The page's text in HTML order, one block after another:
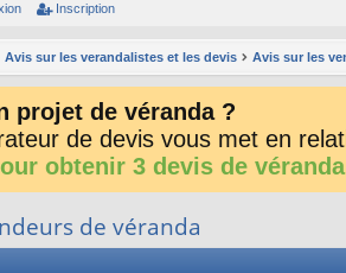
Inscription
Avis sur les verandalistes et les devis Avis sur les
projet de véranda ?
de devis vous met en
obtenir 3 devis de véranda
de véranda